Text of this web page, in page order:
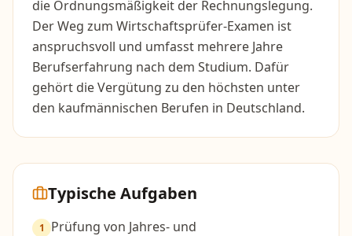
die Ordnungsmäßigkeit der Rechnungslegung.
Der Weg zum Wirtschaftsprüfer-Examen ist
anspruchsvoll und umfasst mehrere Jahre
Berufserfahrung nach dem Studium. Dafür
gehört die Vergütung zu den höchsten unter
den kaufmännischen Berufen in Deutschland.
Typische Aufgaben
1
Prüfung von Jahres- und